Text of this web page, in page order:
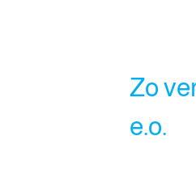
Zo
e.o.